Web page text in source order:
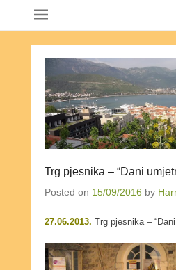
Trg pjesnika – “Dani
Posted on 15/09/2016 by
27.06.2013. Trg pjesnika –